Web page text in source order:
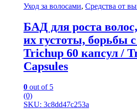
Уход за волосами, Средства от
БАД для роста
их густоты, борьбы
Trichup 60 капсул /
Capsules
0 out of 5
(0)
SKU: 3c8dd47c253a